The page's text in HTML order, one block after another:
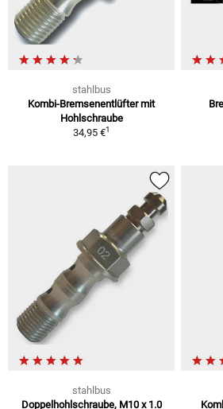
stahlbus
Kombi-Bremsenentlüfter mit
Hohlschraube
34,95 €1
stahlbus
Doppelhohlschraube, M10 x 1.0